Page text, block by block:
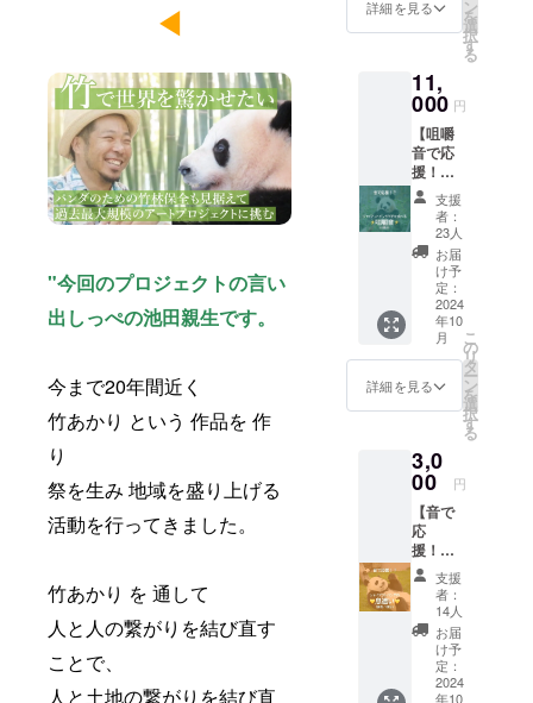
◀︎
"今回のプロジェクトの言い
出しっぺの池田親生です。
今まで20年間近く
竹あかり という 作品を 作
り
祭を生み 地域を盛り上げる
活動を行ってきました。
竹あかり を 通して
人と人の繋がりを結び直す
ことで、
人と土地の繋がりを結び直
りしま
す）
映像を
お届け
（良
浜、結
浜、彩
浜、楓
浜、4頭
の動画
をお送
りしま
す）
ws-
s.com/p
art/ ②
アドベ
ン
チャー
ワール
ドの愛
らしい
パンダ
たちの
画像を
ご提供
（良
浜、結
浜、彩
像を1枚
ずつ、
合計4枚
りしま
す）
レアな
でも見
ていそ
うな鳴
き声
で、動
物の奥
深さを
感じら
れま
す。 ・
ファイ
ル形
式：
mp3 ・
長さ：
・送付
方法：
ス宛に
ご送付
チャー
ジャイ
アント
パンダ
が竹を
食べる
咀嚼音
の音声
ファイ
ル！ 人
間の食
事とは
一味ち
がう
バッキ
バキ
感、動
物なら
をお楽
しみく
い。 携
帯の着
信音、
アラー
ム等、
楽しい
活用を
期待し
ていま
す。 ・
詳細を見る ン
を
選
択
す
る
11,
000 円
【咀嚼
音で応
援！？
ジャイ
アント
パンダ
が竹を
食べる
音のリ
ターン
（4頭
分）】
アドベ
ン
チャー
ジャイ
アント
パンダ4
頭が竹
を食べ
る咀嚼
音の音
声ファ
イル！
人間の
食事と
は一味
ちがう
支援
者：
23人
お届
け予
定：
2024
年10
月
詳細を見る
こ
の
リ
タ
ー
ン
を
選
択
す
る
3,0
00 円
【音で
応
援！？
ジャイ
アント
パンダ
の鼻息
の音！
のリ
ターン
支援
者：
14人
お届
け予
定：
2024
年10